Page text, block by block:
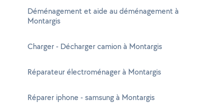
Déménagement et aide au déménagement à
Montargis
Charger - Décharger camion à Montargis
Réparateur électroménager à Montargis
Réparer iphone - samsung à Montargis